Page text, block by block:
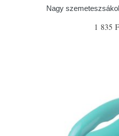
Nagy
1 835